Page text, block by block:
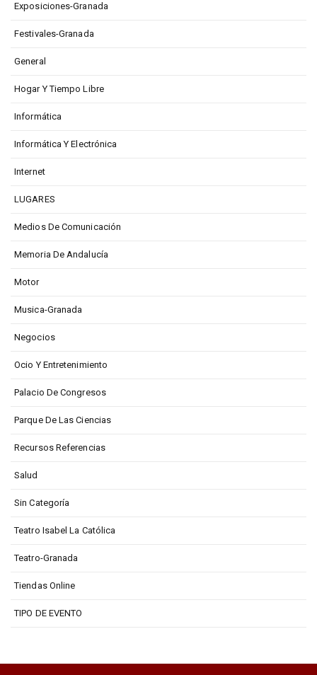
Exposiciones-Granada
Festivales-Granada
General
Hogar Y Tiempo Libre
Informática
Informática Y Electrónica
Internet
LUGARES
Medios De Comunicación
Memoria De Andalucía
Motor
Musica-Granada
Negocios
Ocio Y Entretenimiento
Palacio De Congresos
Parque De Las Ciencias
Recursos Referencias
Salud
Sin Categoría
Teatro Isabel La Católica
Teatro-Granada
Tiendas Online
TIPO DE EVENTO